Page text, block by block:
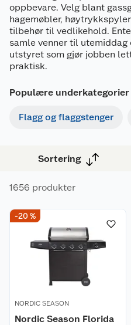
oppbevare. Velg blant
hagemøbler,
tilbehør til vedlikehold.
samle venner til
utstyret som gjør jobben
praktisk.
Populære underkategorier
Flagg og flaggstenger
Sortering
1656 produkter
-20 %
NORDIC SEASON
Nordic Season Florida